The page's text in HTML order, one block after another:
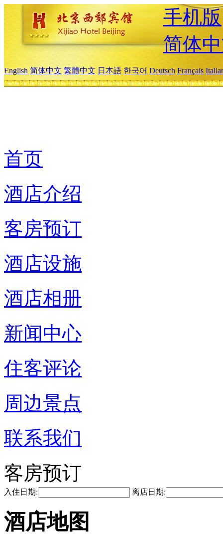
手机版
简体
English 简体中文 繁體中文 日本語 한국어 Deutsch Français
首页
酒店介绍
客房预订
酒店设施
酒店相册
新闻中心
住客评论
周边景点
联系我们
客房预订
入住日期: 离店日期:
酒店地图